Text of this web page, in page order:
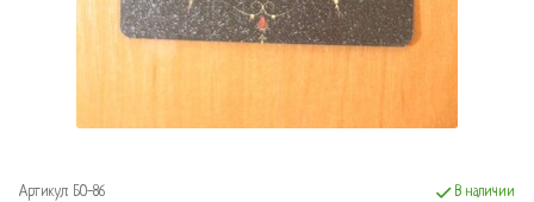
Артикул: БО-86 В наличии